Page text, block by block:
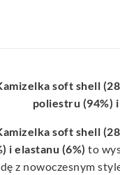
soft shell
poliestru (94%)
soft shell
i elastanu (6%) to
z nowoczesnym